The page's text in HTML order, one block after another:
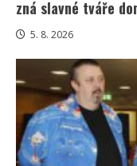
zná slavné tváře
5. 8. 2026